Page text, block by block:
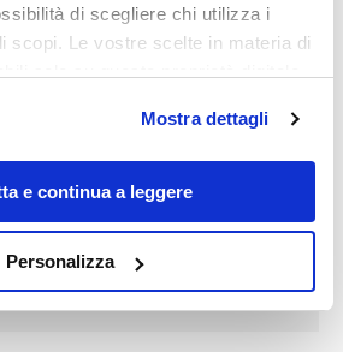
di scegliere chi utilizza i
scopi. Le vostre scelte in materia di
il proprio consenso in qualsiasi
sui cookie o facendo clic
della privacy.
sulla tua posizione
di qualche
Mostra dettagli
e continua a leggere
Personalizza